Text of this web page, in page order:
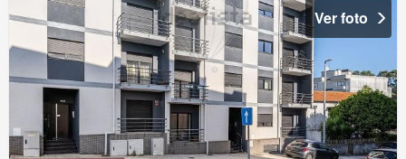
Ver foto